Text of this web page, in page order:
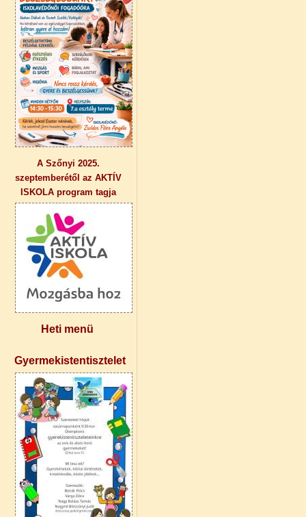
A Szőnyi 2025.
szeptemberétől az AKTÍV
ISKOLA program tagja
Heti menü
Gyermekistentisztelet